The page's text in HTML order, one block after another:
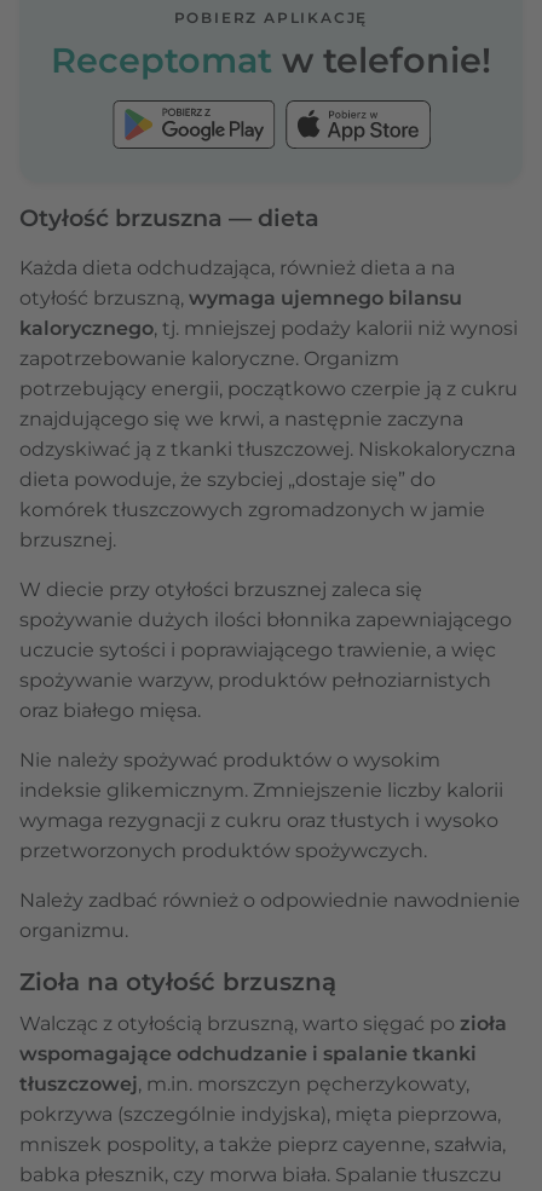
POBIERZ APLIKACJĘ
Receptomat w telefonie!
Otyłość brzuszna — dieta
Każda dieta odchudzająca, również dieta a na
otyłość brzuszną, wymaga ujemnego bilansu
kalorycznego, tj. mniejszej podaży kalorii niż wynosi
zapotrzebowanie kaloryczne. Organizm
potrzebujący energii, początkowo czerpie ją z cukru
znajdującego się we krwi, a następnie zaczyna
odzyskiwać ją z tkanki tłuszczowej. Niskokaloryczna
dieta powoduje, że szybciej „dostaje się” do
komórek tłuszczowych zgromadzonych w jamie
brzusznej.
W diecie przy otyłości brzusznej zaleca się
spożywanie dużych ilości błonnika zapewniającego
uczucie sytości i poprawiającego trawienie, a więc
spożywanie warzyw, produktów pełnoziarnistych
oraz białego mięsa.
Nie należy spożywać produktów o wysokim
indeksie glikemicznym. Zmniejszenie liczby kalorii
wymaga rezygnacji z cukru oraz tłustych i wysoko
przetworzonych produktów spożywczych.
Należy zadbać również o odpowiednie nawodnienie
organizmu.
Zioła na otyłość brzuszną
Walcząc z otyłością brzuszną, warto sięgać po zioła
wspomagające odchudzanie i spalanie tkanki
tłuszczowej, m.in. morszczyn pęcherzykowaty,
pokrzywa (szczególnie indyjska), mięta pieprzowa,
mniszek pospolity, a także pieprz cayenne, szałwia,
babka płesznik, czy morwa biała. Spalanie tłuszczu